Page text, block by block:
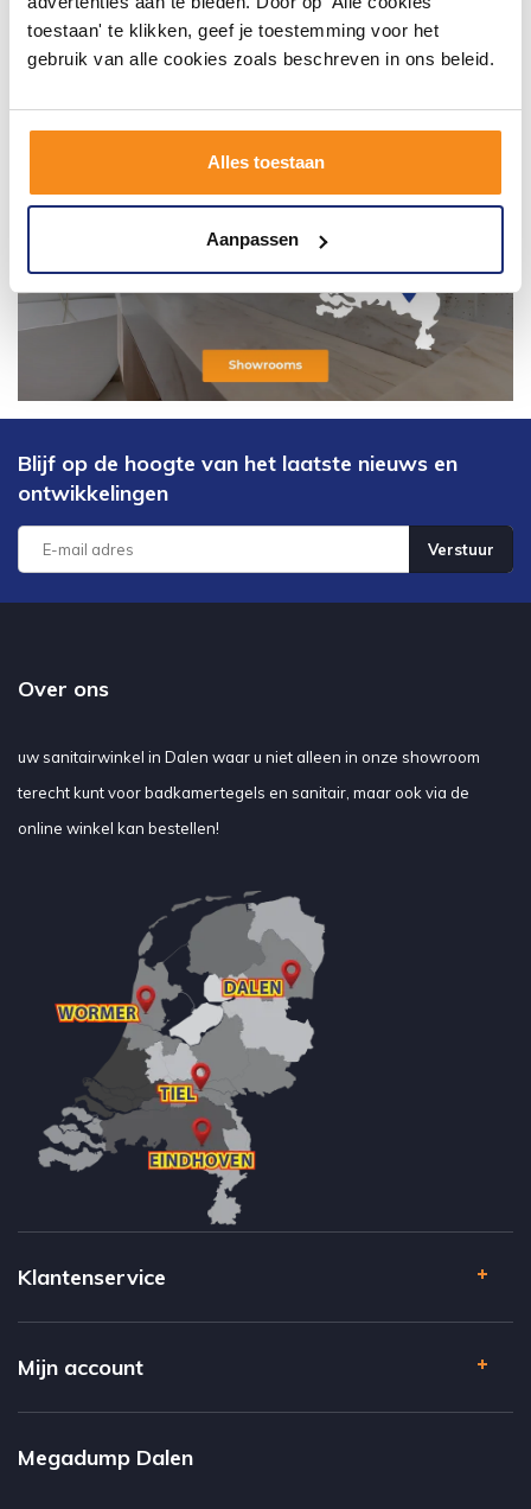
toestaan' te klikken, geef je toestemming voor het
gebruik van alle cookies zoals beschreven in ons beleid.
Alles toestaan
Aanpassen
Blijf op de hoogte van het laatste nieuws en
ontwikkelingen
Verstuur
Over ons
uw sanitairwinkel in Dalen waar u niet alleen in onze showroom
terecht kunt voor badkamertegels en sanitair, maar ook via de
online winkel kan bestellen!
Klantenservice
Mijn account
Megadump Dalen